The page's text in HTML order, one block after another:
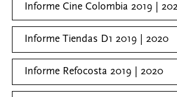
Informe Cine Colombia 2019 |
Informe Tiendas D1 2019 | 2020
Informe Refocosta 2019 | 2020